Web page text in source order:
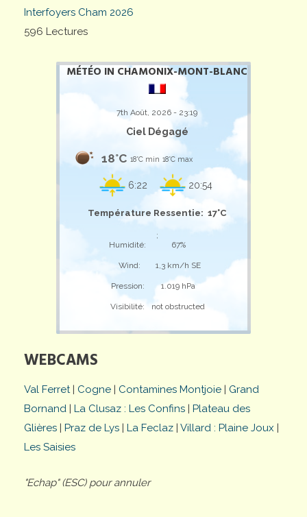
Interfoyers Cham 2026
596 Lectures
MÉTÉO IN CHAMONIX-MONT-BLANC
7th Août, 2026 - 23:19
Ciel Dégagé
18°C 18°C min 18°C max
6:22 20:54
Température Ressentie: 17°C
;
Humidité:
67%
Wind: 1,3 km/h SE
Pression: 1.019 hPa
Visibilité: not obstructed
WEBCAMS
Val Ferret| Cogne | Contamines Montjoie | Grand
Bornand | La Clusaz : Les Confins | Plateau des
Glières | Praz de Lys | La Feclaz | Villard : Plaine Joux |
Les Saisies
"Echap" (ESC) pour annuler